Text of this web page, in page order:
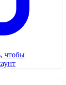
чтобы